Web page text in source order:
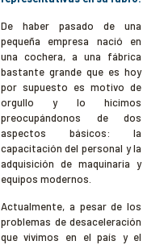
De haber pasado de una
pequeña empresa nació en
una cochera, a una fábrica
bastante grande que es hoy
por supuesto es motivo de
orgullo y lo hicimos
preocupándonos de dos
aspectos básicos: la
capacitación del personal y la
adquisición de maquinaria y
equipos modernos.
Actualmente, a pesar de los
problemas de desaceleración
que vivimos en el país y el